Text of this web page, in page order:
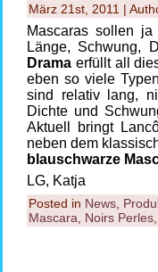
März 21st, 2011 |
Mascaras sollen
Länge, Schwung,
Drama erfüllt all
eben so viele
sind relativ lang,
Dichte und
Aktuell bringt
neben dem
blauschwarze
LG, Katja
Posted in News
Mascara
Noirs Perles